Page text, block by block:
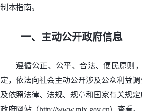
制本指南。
一、主动公开政府信息
遵循公正、公平、合法、便民原则
定，依法向社会主动公开涉及公众利益
及依照法律、法规、规章和国家有关规
政府网站（http://www.mlx.gov.cn）查看。